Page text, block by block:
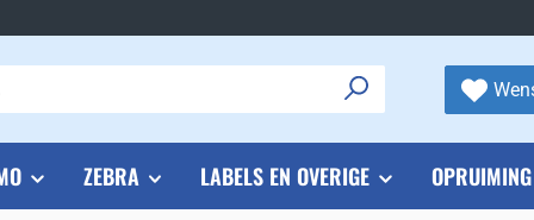
ZEBRA LABELS EN OVERIGE OPRUIMING